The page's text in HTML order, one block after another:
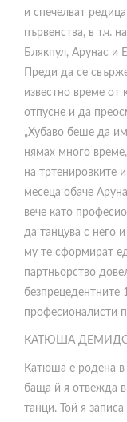
и спечелват
първенства, в т.ч.
Блякпул, Арунас и
Преди да се
известно време от
отпусне и да
„Хубаво беше да
нямах много
на тртенировките
месеца обаче
вече като
да танцува с него
му те сформират
партньорство
безпрецедентните
професионалисти
КАТЮША
Катюша е родена в
баща й я отвежда
танци. Той я